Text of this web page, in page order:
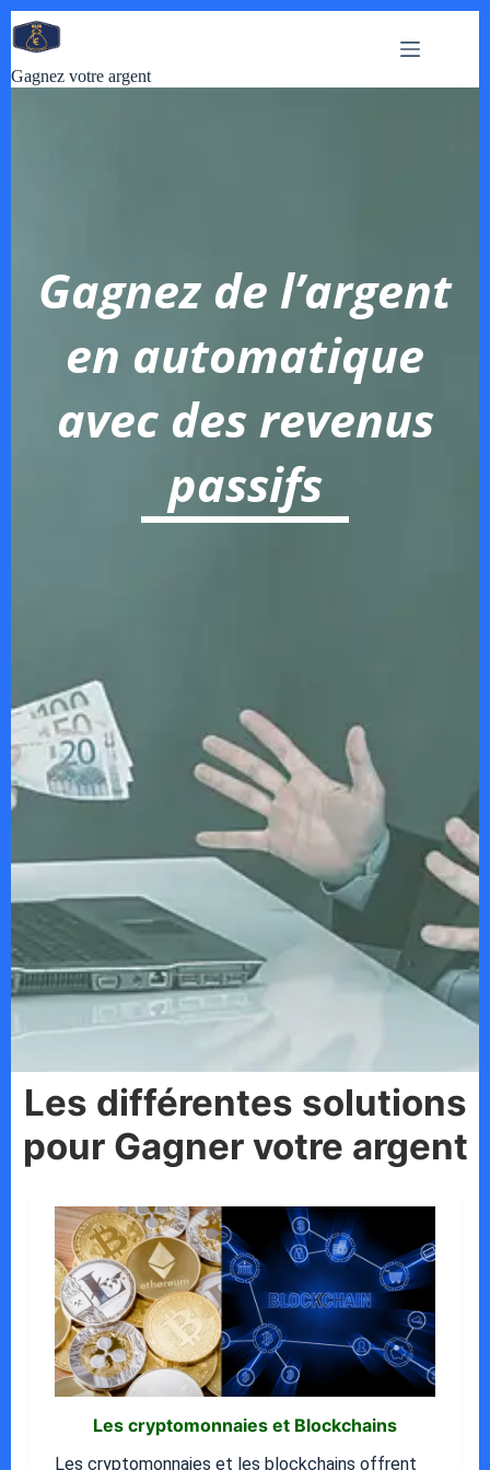
Passer
contenu
Gagnez votre argent
Gagnez de l’argent
en automatique
avec des revenus
passifs
Les différentes solutions
pour Gagner votre argent
Les cryptomonnaies et Blockchains
Les cryptomonnaies et les blockchains offrent